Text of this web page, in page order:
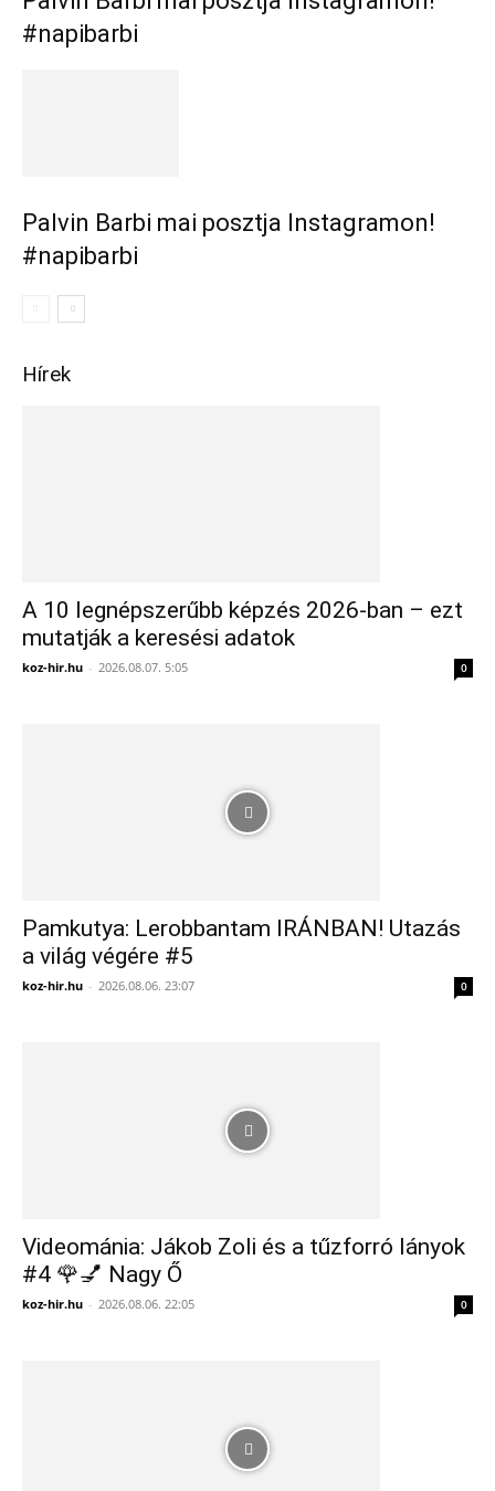
#napibarbi
Palvin Barbi mai posztja Instagramon!
#napibarbi
Hírek
A 10 legnépszerűbb képzés 2026-ban – ezt
mutatják a keresési adatok
koz-hir.hu - 2026.08.07. 5:05 0
Pamkutya: Lerobbantam IRÁNBAN! Utazás
a világ végére #5
koz-hir.hu - 2026.08.06. 23:07 0
Videománia: Jákob Zoli és a tűzforró lányok
#4 🌹💅 Nagy Ő
koz-hir.hu - 2026.08.06. 22:05 0